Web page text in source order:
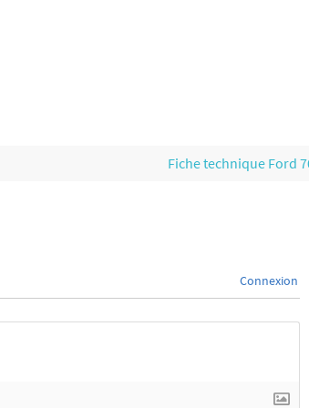
Fiche technique Ford
Connexion